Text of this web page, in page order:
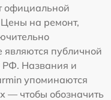
официальной
Цены на ремонт,
являются публичной
РФ. Названия и
упоминаются
— чтобы обозначить